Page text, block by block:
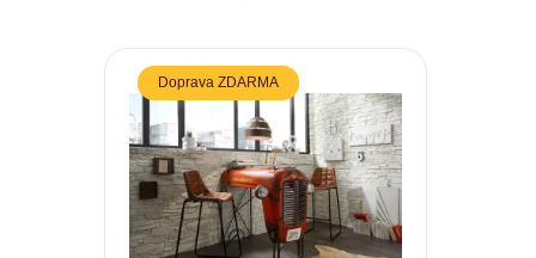
Doprava ZDARMA